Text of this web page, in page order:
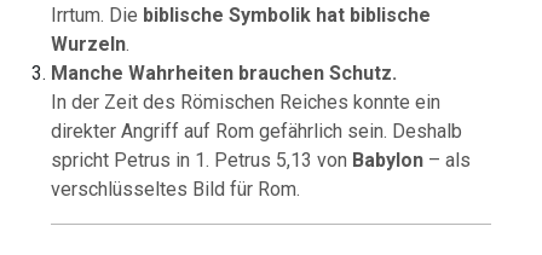
Irrtum. Die biblische Symbolik hat biblische
Wurzeln.
Manche Wahrheiten brauchen Schutz.
In der Zeit des Römischen Reiches konnte ein
direkter Angriff auf Rom gefährlich sein. Deshalb
spricht Petrus in 1. Petrus 5,13 von Babylon – als
verschlüsseltes Bild für Rom.